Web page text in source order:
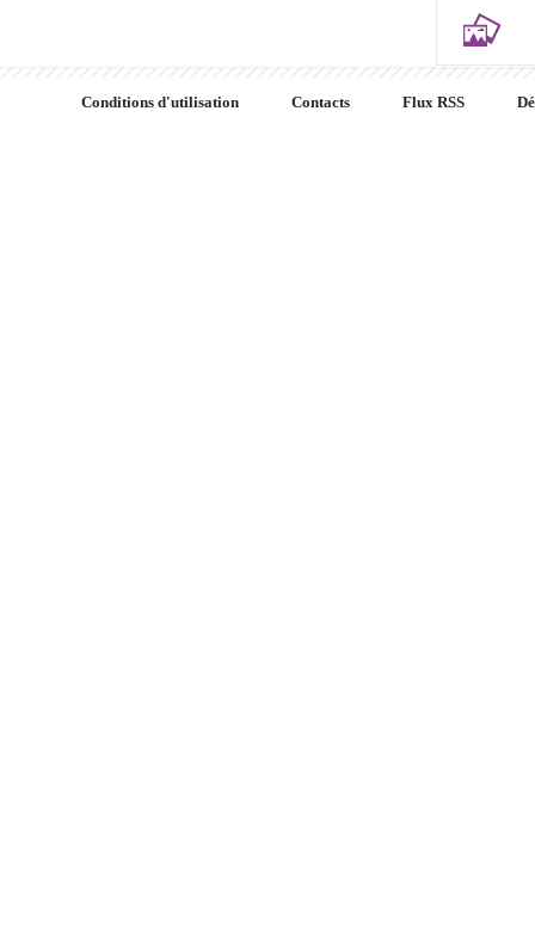
Conditions d'utilisation Contacts Flux RSS